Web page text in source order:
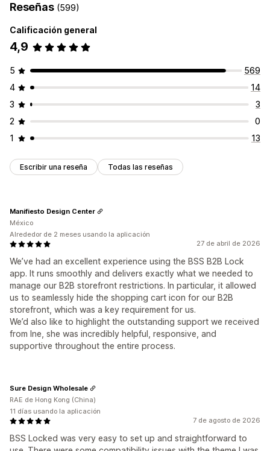
Reseñas (599)
Calificación general
4,9
5
569
4
14
3
3
2
0
1
13
Escribir una reseña Todas las reseñas
27 de abril de 2026
We’ve had an excellent experience using the BSS B2B Lock
app. It runs smoothly and delivers exactly what we needed to
manage our B2B storefront restrictions. In particular, it allowed
us to seamlessly hide the shopping cart icon for our B2B
storefront, which was a key requirement for us.
We’d also like to highlight the outstanding support we received
from Ine, she was incredibly helpful, responsive, and
supportive throughout the entire process.
Manifiesto Design Center
México
Alrededor de 2 meses usando la aplicación
7 de agosto de 2026
BSS Locked was very easy to set up and straightforward to
Sure Design Wholesale
RAE de Hong Kong (China)
11 días usando la aplicación